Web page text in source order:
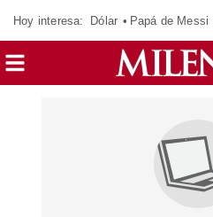
Hoy interesa: Dólar Papá de Messi